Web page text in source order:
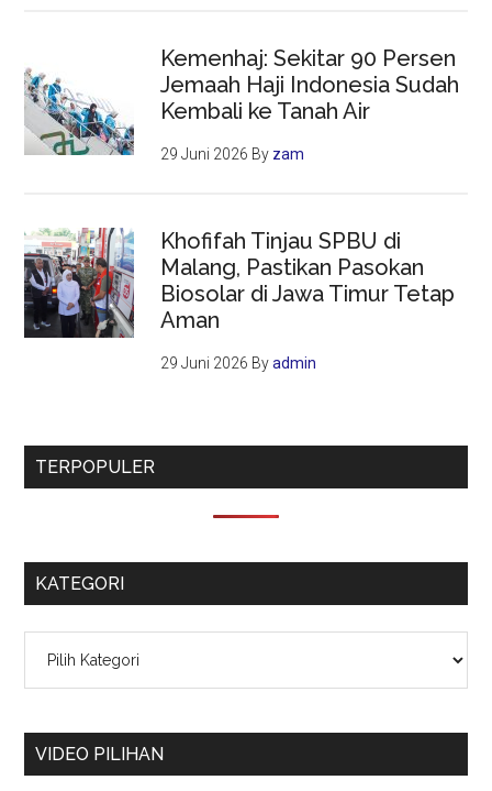
Kemenhaj: Sekitar 90 Persen
Jemaah Haji Indonesia Sudah
Kembali ke Tanah Air
29 Juni 2026 By zam
Khofifah Tinjau SPBU di
Malang, Pastikan Pasokan
Biosolar di Jawa Timur Tetap
Aman
29 Juni 2026 Byadmin
TERPOPULER
KATEGORI
VIDEO PILIHAN